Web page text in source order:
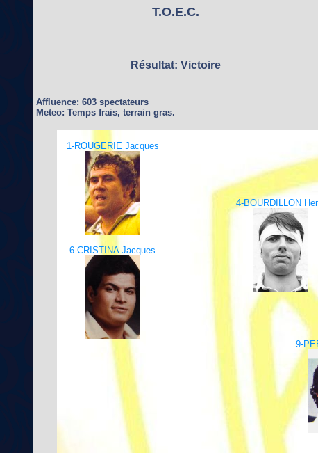
T.O.E.C.
Résultat: Victoire
Affluence: 603 spectateurs
Meteo: Temps frais, terrain gras.
1-ROUGERIE Jacques
4-BOURDILLON
6-CRISTINA Jacques
9-